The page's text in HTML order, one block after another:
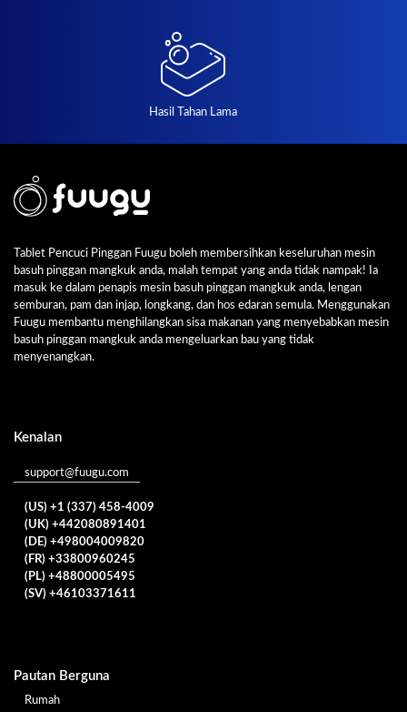
Hasil Tahan Lama
Tablet Pencuci Pinggan Fuugu boleh membersihkan keseluruhan mesin
basuh pinggan mangkuk anda, malah tempat yang anda tidak nampak! Ia
masuk ke dalam penapis mesin basuh pinggan mangkuk anda, lengan
semburan, pam dan injap, longkang, dan hos edaran semula. Menggunakan
Fuugu membantu menghilangkan sisa makanan yang menyebabkan mesin
basuh pinggan mangkuk anda mengeluarkan bau yang tidak
menyenangkan.
Kenalan
support@fuugu.com
(US) +1 (337) 458-4009
(UK) +442080891401
(DE) +498004009820
(FR) +33800960245
(PL) +48800005495
(SV) +46103371611
Pautan Berguna
Rumah